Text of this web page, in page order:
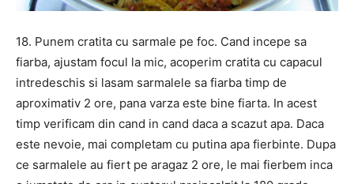
18. Punem cratita cu sarmale pe foc. Cand incepe sa
fiarba, ajustam focul la mic, acoperim cratita cu capacul
intredeschis si lasam sarmalele sa fiarba timp de
aproximativ 2 ore, pana varza este bine fiarta. In acest
timp verificam din cand in cand daca a scazut apa. Daca
este nevoie, mai completam cu putina apa fierbinte. Dupa
ce sarmalele au fiert pe aragaz 2 ore, le mai fierbem inca